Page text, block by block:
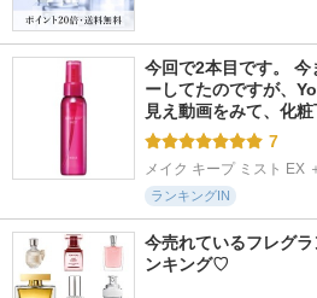
今回で2本目です。
ーしてたのですが、
見え動画をみて、化
7
メイク キープ ミスト EX
ランキングIN
今売れているフレグ
ンキング♡